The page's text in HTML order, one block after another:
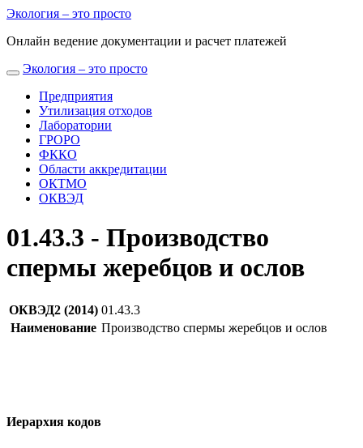
Экология – это просто
Онлайн ведение документации и расчет платежей
Экология – это просто
Предприятия
Утилизация отходов
Лаборатории
ГРОРО
ФККО
Области аккредитации
ОКТМО
ОКВЭД
01.43.3 - Производство
спермы жеребцов и ослов
ОКВЭД2 (2014) 01.43.3
Наименование Производство спермы жеребцов и ослов
Иерархия кодов